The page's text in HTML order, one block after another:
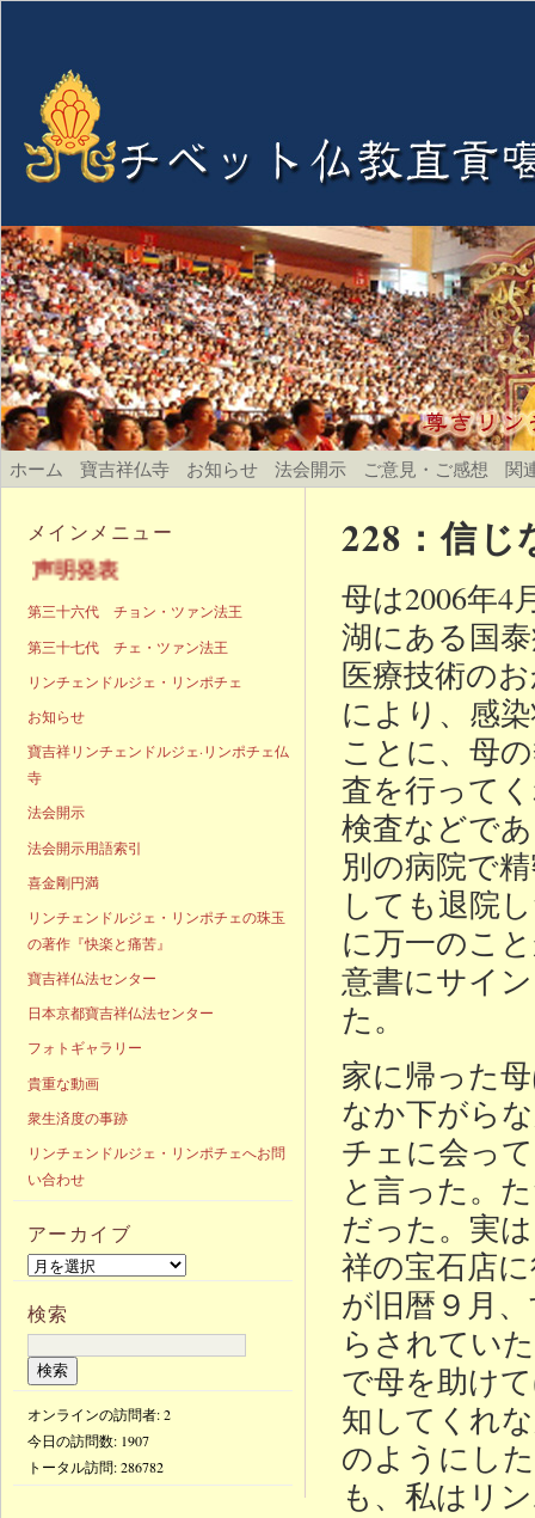
ホーム 寶吉祥仏寺 お知らせ 法会開示 ご意見・ご感想 関
228：信
母は2006年4
湖にある国
医療技術の
により、感
ことに、母
査を行って
検査などで
別の病院で
しても退院
に万一のこ
意書にサイ
た。
家に帰った
なか下がら
チェに会っ
と言った。
だった。実
祥の宝石店
が旧暦９月
らされてい
で母を助け
知してくれ
のようにし
も、私はリ
メインメニュー
第三十六代 チョン・ツァン法王
第三十七代 チェ・ツァン法王
リンチェンドルジェ・リンポチェ
お知らせ
寶吉祥リンチェンドルジェ·リンポチェ仏
寺
法会開示
法会開示用語索引
喜金剛円満
リンチェンドルジェ・リンポチェの珠玉
の著作『快楽と痛苦』
寶吉祥仏法センター
日本京都寶吉祥仏法センター
フォトギャラリー
貴重な動画
衆生済度の事跡
リンチェンドルジェ・リンポチェへお問
い合わせ
アーカイブ
検索
オンラインの訪問者: 2
今日の訪問数: 1907
トータル訪問:286782